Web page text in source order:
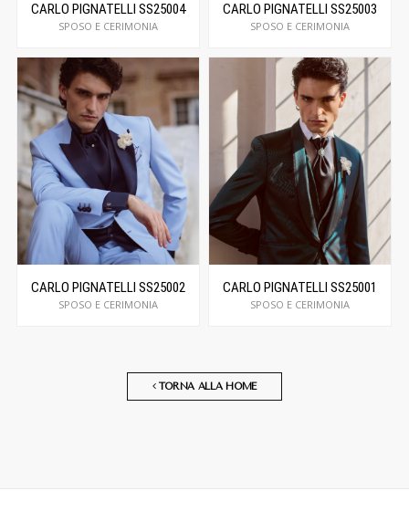
CARLO PIGNATELLI SS25004
SPOSO E CERIMONIA
CARLO PIGNATELLI SS25003
SPOSO E CERIMONIA
CARLO PIGNATELLI SS25002
SPOSO E CERIMONIA
CARLO PIGNATELLI SS25001
SPOSO E CERIMONIA
TORNA ALLA HOME